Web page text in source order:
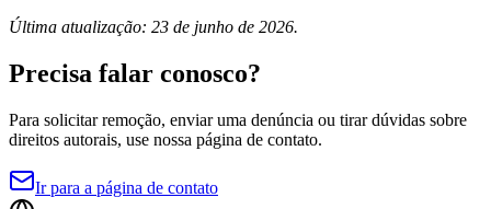
Última atualização: 23 de junho de 2026.
Precisa falar conosco?
Para solicitar remoção, enviar uma denúncia ou tirar dúvidas sobre
direitos autorais, use nossa página de contato.
Ir para a página de contato